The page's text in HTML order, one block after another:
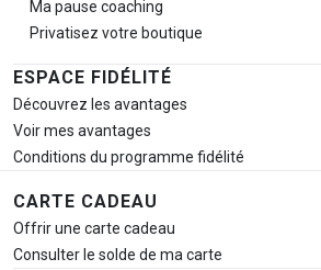
Ma pause coaching
Privatisez votre boutique
ESPACE FIDÉLITÉ
Découvrez les avantages
Voir mes avantages
Conditions du programme fidélité
CARTE CADEAU
Offrir une carte cadeau
Consulter le solde de ma carte